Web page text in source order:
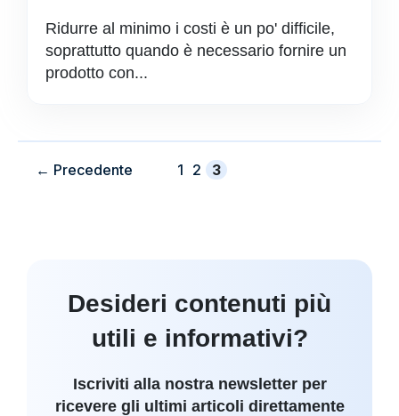
Ridurre al minimo i costi è un po' difficile,
soprattutto quando è necessario fornire un
prodotto con...
← Precedente Pagina
1 Pagina
2 Pagina
3
Desideri contenuti più
utili e informativi?
Iscriviti alla nostra newsletter per
ricevere gli ultimi articoli direttamente